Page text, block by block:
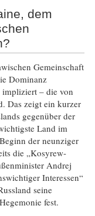
dem
Gemeinschaft
Dominanz
impliziert – die von
Das zeigt ein kurzer
gegenüber der
Land im
der neunziger
die „Kosyrew-
Andrej
Interessen“
seine
fest.